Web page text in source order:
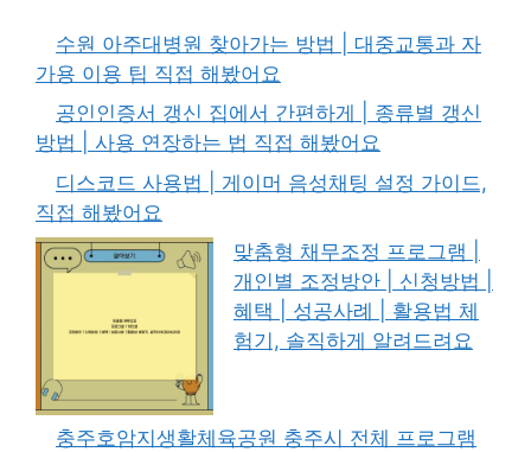
수원 아주대병원 찾아가는 방법 | 대중교통과 자
가용 이용 팁 직접 해봤어요
공인인증서 갱신 집에서 간편하게 | 종류별 갱신
방법 | 사용 연장하는 법 직접 해봤어요
디스코드 사용법 | 게이머 음성채팅 설정 가이드,
직접 해봤어요
맞춤형 채무조정 프로그램 |
개인별 조정방안 | 신청방법 |
혜택 | 성공사례 | 활용법 체
험기, 솔직하게 알려드려요
충주호암지생활체육공원 충주시 전체 프로그램